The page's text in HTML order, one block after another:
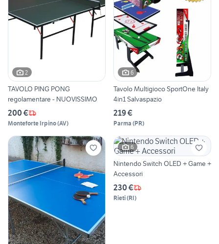
2
TAVOLO PING PONG
regolamentare - NUOVISSIMO
200 €
Monteforte Irpino(AV)
6
Tavolo Multigioco SportOne Italy
4in1 Salvaspazio
219 €
Parma (PR)
6
Nintendo Switch OLED + Game +
Accessori
230 €
Rieti(RI)